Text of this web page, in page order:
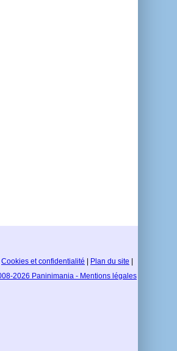
Cookies et confidentialité Plan du site
2026 Paninimania - Mentions légales